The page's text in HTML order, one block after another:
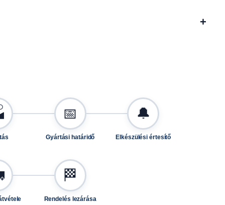
+
📅
Gyártási határidő
🔔
Elkészülési értesítő
🏁
Rendelés lezárása